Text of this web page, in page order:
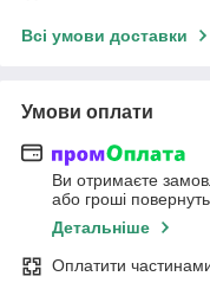
Всі умови доставки
Умови оплати
Ви отримаєте
або гроші
Детальніше
Оплатити